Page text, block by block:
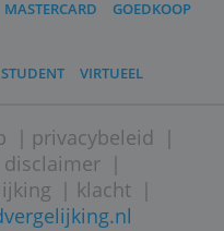
een
je creditcard